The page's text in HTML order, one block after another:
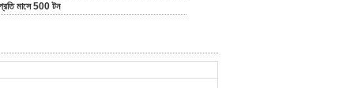
মাসে 500 টন